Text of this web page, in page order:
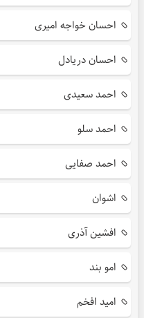
احسان خواجه امیری
احسان دریادل
احمد سعیدی
احمد سلو
احمد صفایی
اشوان
افشین آذری
امو بند
امید افخم